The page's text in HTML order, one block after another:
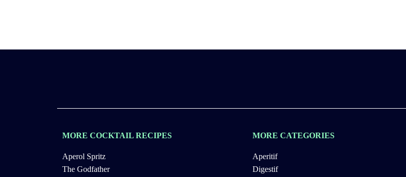
MORE COCKTAIL RECIPES
Aperol Spritz
The Godfather
MORE CATEGORIES
Aperitif
Digestif